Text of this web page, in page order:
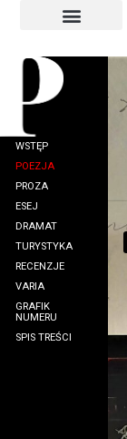
WSTĘP
POEZJA
PROZA
ESEJ
DRAMAT
TURYSTYKA
RECENZJE
VARIA
GRAFIK
NUMERU
SPIS TREŚCI